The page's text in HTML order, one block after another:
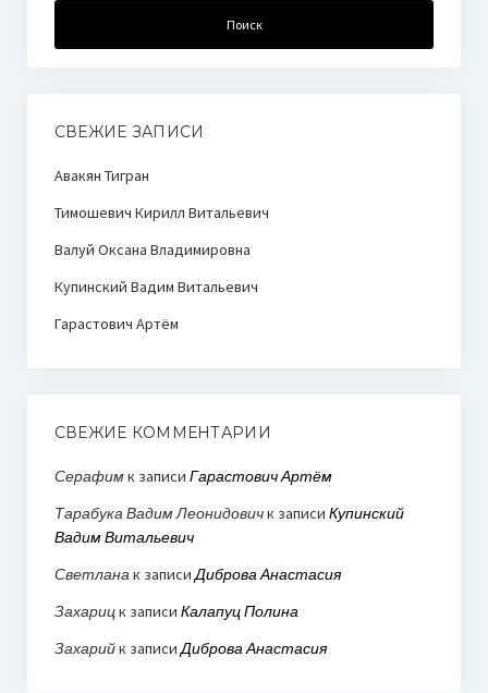
СВЕЖИЕ ЗАПИСИ
Авакян Тигран
Тимошевич Кирилл Витальевич
Валуй Оксана Владимировна
Купинский Вадим Витальевич
Гарастович Артём
СВЕЖИЕ КОММЕНТАРИИ
Серафимк записи Гарастович Артём
Тарабука Вадим Леонидовичк записи Купинский
Вадим Витальевич
Светланак записиДиброва Анастасия
Захарицк записи Калапуц Полина
Захарийк записиДиброва Анастасия